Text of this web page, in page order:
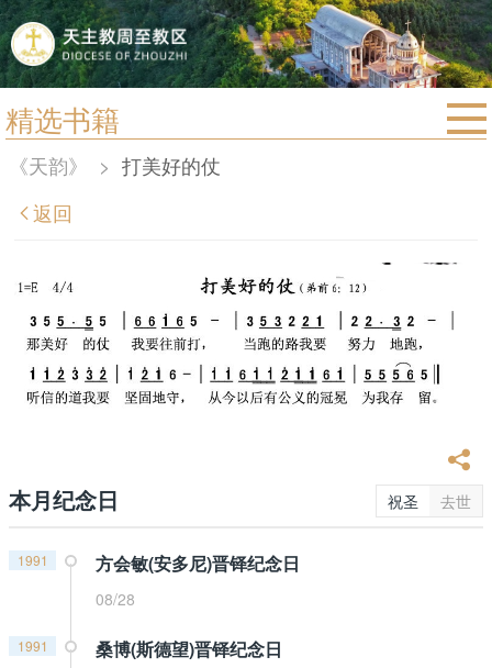
精选书籍
首页
宗教法规
教区简介
信仰文萃
教会圣月
《天韵》 > 打美好的仗
返回
本月纪念日 祝圣 去世
1991 方会敏(安多尼)晋铎纪念日
08/28
1991 桑博(斯德望)晋铎纪念日